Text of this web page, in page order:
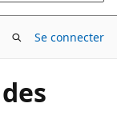
Se connecter